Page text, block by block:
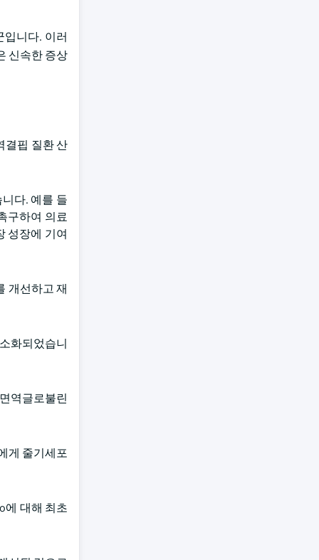
입니다. 이러
신속한 증상
결핍 질환 산
다. 예를 들
구하여 의료
성장에 기여
개선하고 재
화되었습니
역글로불린
게 줄기세포
에 대해 최초